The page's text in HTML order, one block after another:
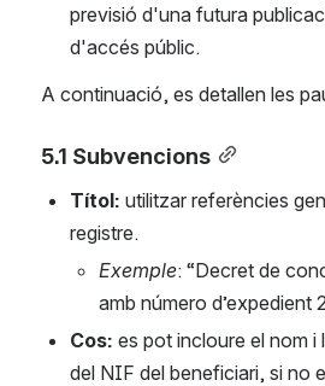
previsió d'una futura
d'accés públic.
A continuació, es detallen les
5.1 Subvencions
Títol: utilitzar referències
registre.
Exemple: “Decret de
amb número d’expedient
Cos: es pot incloure el nom i
del NIF del beneficiari, si no